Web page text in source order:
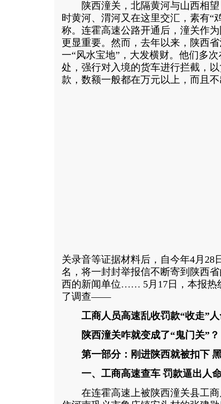
陕西潼关，北隔黄河与山西相望
时黄河、渭河又在这里交汇，素有“
称。连霍高速公路开通后，潼关作
更显重要。然而，去年以来，陕西
一“风水宝地”，大发横财。他们多
处，强行对入境的货车进行拦截，
款，数额一般都在万元以上，而且
关录音等证据材料后，自今年4月28
名，将一封封举报信不断寄到陕西
西的新闻单位…… 5月17日，本报热
了调查——
工商人员高速乱收罚款“收走”
陕西潼关咋就变成了“鬼门关”
第一部分：刚进陕西就被扣下 黑
一、工商高速查车 罚款逼出人
在连霍高速上被陕西潼关县工商